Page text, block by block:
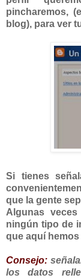
pincharemos,
blog), para ver
Si tienes
que la gente
Algunas
ningún tipo de
que aquí
Consejo:
los datos